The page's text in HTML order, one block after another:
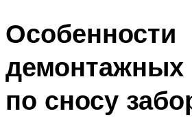
Особенности
демонтажных
по сносу